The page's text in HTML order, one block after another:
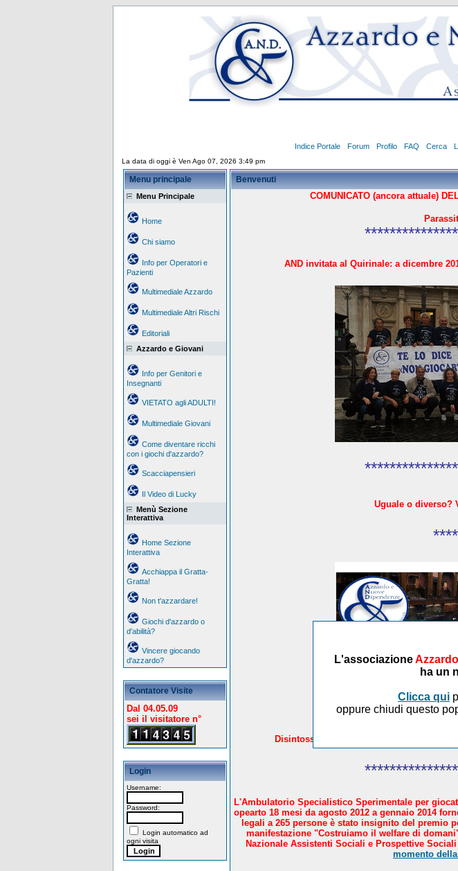
L'associazione
ha un
Clicca qui
oppure chiudi questo
Indice Portale Forum Profilo FAQ Cerca
La data di oggi è Ven Ago 07, 2026 3:49 pm
Menu principale
Menu Principale
Home
Chi siamo
Info per Operatori e
Pazienti
Multimediale Azzardo
Multimediale Altri Rischi
Editoriali
Azzardo e Giovani
Info per Genitori e
Insegnanti
VIETATO agli ADULTI!
Multimediale Giovani
Come diventare ricchi
con i giochi d'azzardo?
Scacciapensieri
Il Video di Lucky
Menù Sezione
Interattiva
Home Sezione
Interattiva
Acchiappa il Gratta-
Gratta!
Non t'azzardare!
Giochi d'azzardo o
d'abilità?
Vincere giocando
d'azzardo?
Contatore Visite
Dal 04.05.09
sei il visitatore n°
Login
Username:
Password:
Login automatico ad
ogni visita
Benvenuti
COMUNICATO (ancora attuale)
AND invitata al Quirinale: a dicembre
Uguale o diverso?
Disintossicare il Paese in 4 mosse. AND
L'Ambulatorio Specialistico Sperimentale per
opearto 18 mesi da agosto 2012 a gennaio 2014
legali a 265 persone è stato insignito del premio
manifestazione "Costruiamo il welfare di
Nazionale Assistenti Sociali e Prospettive
momento